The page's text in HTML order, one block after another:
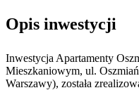
Opis inwestycji
Inwestycja Apartamenty
Mieszkaniowym, ul.
Warszawy), została